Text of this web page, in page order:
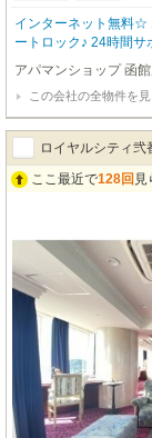
インターネット無料☆
ートロック♪ 24時間
せはアパマンショッ
アパマンショップ 函館
この会社の全物件を見
ロイヤルシティ弐
ここ最近で128回 見